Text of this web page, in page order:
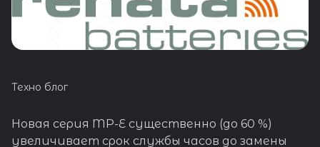
Техно блог
Новая серия MP-E существенно (до 60 %)
увеличивает срок службы часов до замены